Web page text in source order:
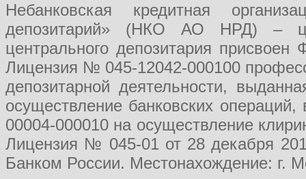
Небанковская кредитная
депозитарий» (НКО АО НРД) –
центрального депозитария
Лицензия № 045-12042-000100
депозитарной деятельности,
осуществление банковских
00004-000010 на осуществление
Лицензия № 045-01 от 28 декабря
Банком России. Местонахождение: г.